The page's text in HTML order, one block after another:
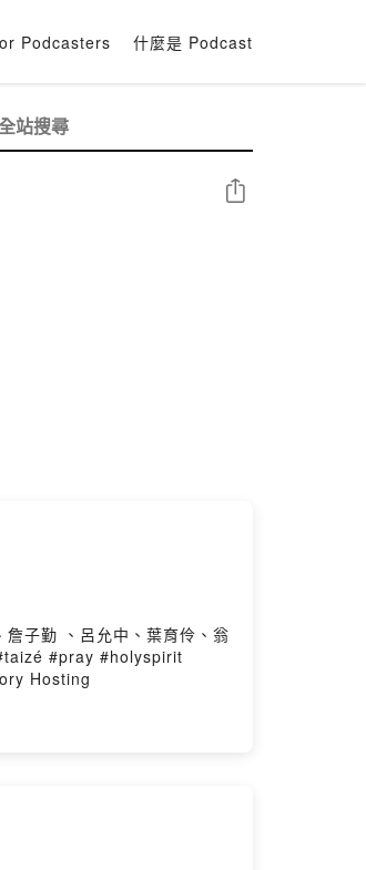
Podcasters 什麼是 Podcast
分享
子勤 、呂允中、葉育伶、翁
#pray #holyspirit
Hosting